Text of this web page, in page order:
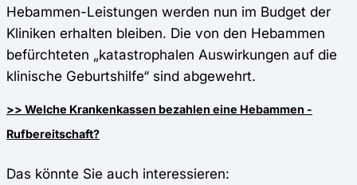
Hebammen-Leistungen werden nun im Budget der
Kliniken erhalten bleiben. Die von den Hebammen
befürchteten „katastrophalen Auswirkungen auf die
klinische Geburtshilfe“ sind abgewehrt.
>> Welche Krankenkassen bezahlen eine Hebammen -
Rufbereitschaft?
Das könnte Sie auch interessieren: